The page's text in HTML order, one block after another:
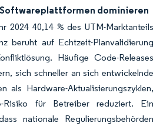
Softwareplattformen dominieren
2024 40,14 % des UTM-Marktanteils
beruht auf Echtzeit-Planvalidierung
Häufige Code-Releases
sich schneller an sich entwickelnde
als Hardware-Aktualisierungszyklen,
Risiko für Betreiber reduziert. Ein
nationale Regulierungsbehörden